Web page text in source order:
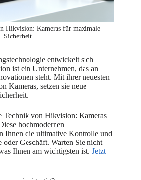
Hikvision: Kameras für maximale
Sicherheit
entwickelt sich
ist ein Unternehmen, das an
steht. Mit ihrer neuesten
Kameras, setzen sie neue
Technik von Hikvision: Kameras
hochmodernen
Ihnen die ultimative Kontrolle und
oder Geschäft. Warten Sie nicht
Ihnen am wichtigsten ist. Jetzt